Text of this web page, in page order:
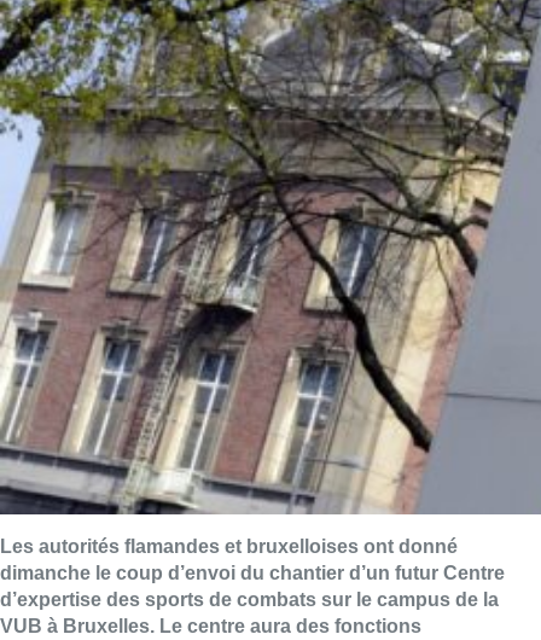
Les autorités flamandes et bruxelloises ont donné
dimanche le coup d’envoi du chantier d’un futur Centre
d’expertise des sports de combats sur le campus de la
VUB à Bruxelles. Le centre aura des fonctions